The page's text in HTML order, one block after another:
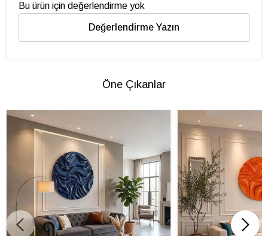
Bu ürün için değerlendirme yok
Değerlendirme Yazın
Öne Çıkanlar